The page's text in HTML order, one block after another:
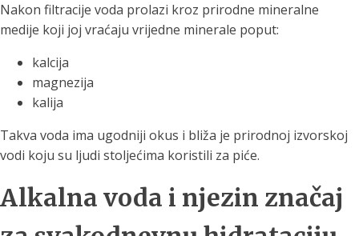
Nakon filtracije voda prolazi kroz prirodne mineralne
medije koji joj vraćaju vrijedne minerale poput:
kalcija
magnezija
kalija
Takva voda ima ugodniji okus i bliža je prirodnoj izvorskoj
vodi koju su ljudi stoljećima koristili za piće.
Alkalna voda i njezin značaj